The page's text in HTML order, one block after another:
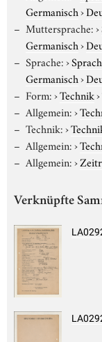
Germanisch›
Muttersprache:›
Germanisch›
Sprache:›
Germanisch›
Form:›Technik›
Allgemein:›
Technik:›
Allgemein:›
Allgemein:›
Verknüpfte